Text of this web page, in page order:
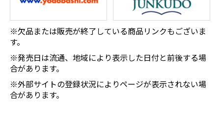
※欠品または販売が終了している商品リンクもございま
す。
※発売日は流通、地域により表示した日付と前後する場
合があります。
※外部サイトの登録状況によりページが表示されない場
合があります。